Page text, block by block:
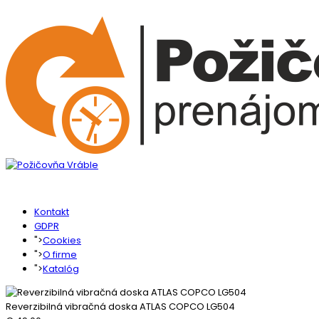
Kontakt
GDPR
">Cookies
">O firme
">Katalóg
Reverzibilná vibračná doska ATLAS COPCO LG504